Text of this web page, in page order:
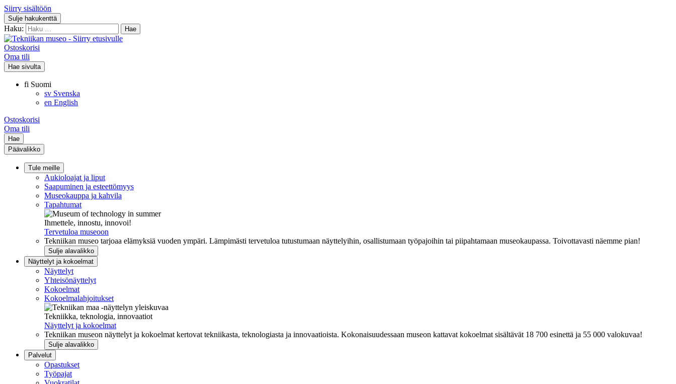
Siirry sisältöön
Sulje hakukenttä
Haku:
Ostoskorisi
Oma tili
Hae sivulta
fi Suomi
sv Svenska
en English
Ostoskorisi
Oma tili
Hae
Päävalikko
Tule meille
Aukioloajat ja liput
Saapuminen ja esteettömyys
Museokauppa ja kahvila
Tapahtumat
Ihmettele, innostu, innovoi!
Tervetuloa museoon
Tekniikan museo tarjoaa elämyksiä vuoden ympäri. Lämpimästi tervetuloa tutustumaan näyttelyihin, osallistumaan työpajoihin tai piipahtamaan museokaupassa. Toivottavasti näemme pian!
Sulje alavalikko
Näyttelyt ja kokoelmat
Näyttelyt
Yhteisönäyttelyt
Kokoelmat
Kokoelmalahjoitukset
Tekniikka, teknologia, innovaatiot
Näyttelyt ja kokoelmat
Tekniikan museon näyttelyt ja kokoelmat kertovat tekniikasta, teknologiasta ja innovaatioista. Kokonaisuudessaan museon kattavat kokoelmat sisältävät 18 700 esinettä ja 55 000 valokuvaa!
Sulje alavalikko
Palvelut
Opastukset
Työpajat